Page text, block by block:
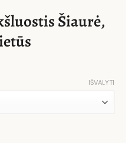
Šiaurė,
IŠVALYTI
rankšluostis Šiaurė, Rytai,